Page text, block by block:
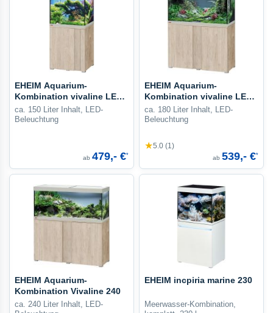
EHEIM Aquarium-
Kombination vivaline LED
150
ca. 150 Liter Inhalt, LED-
Beleuchtung
ab 479,- €*
EHEIM Aquarium-
Kombination vivaline LED
180
ca. 180 Liter Inhalt, LED-
Beleuchtung
★5.0 (1)
ab 539,- €*
EHEIM Aquarium-
Kombination Vivaline 240
ca. 240 Liter Inhalt, LED-
EHEIM incpiria marine 230
Meerwasser-Kombination,